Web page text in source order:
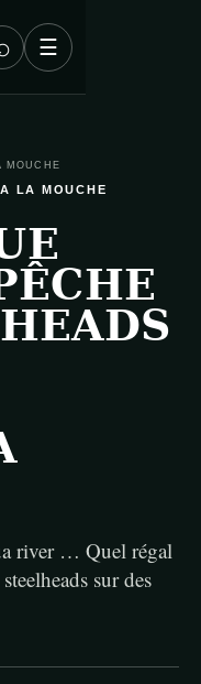
☰
MOUCHE
LA MOUCHE
river … Quel régal
sur des